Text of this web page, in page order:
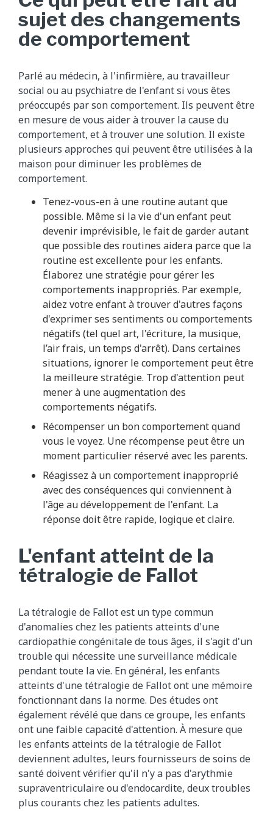
sujet des changements
de comportement
Parlé au médecin, à l'infirmière, au travailleur
social ou au psychiatre de l'enfant si vous êtes
préoccupés par son comportement. Ils peuvent être
en mesure de vous aider à trouver la cause du
comportement, et à trouver une solution. Il existe
plusieurs approches qui peuvent être utilisées à la
maison pour diminuer les problèmes de
comportement.
Tenez-vous-en à une routine autant que
possible. Même si la vie d'un enfant peut
devenir imprévisible, le fait de garder autant
que possible des routines aidera parce que la
routine est excellente pour les enfants.
Élaborez une stratégie pour gérer les
comportements inappropriés. Par exemple,
aidez votre enfant à trouver d'autres façons
d'exprimer ses sentiments ou comportements
négatifs (tel quel art, l'écriture, la musique,
l’air frais, un temps d'arrêt). Dans certaines
situations, ignorer le comportement peut être
la meilleure stratégie. Trop d'attention peut
mener à une augmentation des
comportements négatifs.
Récompenser un bon comportement quand
vous le voyez. Une récompense peut être un
moment particulier réservé avec les parents.
Réagissez à un comportement inapproprié
avec des conséquences qui conviennent à
l'âge au développement de l'enfant. La
réponse doit être rapide, logique et claire.
L'enfant atteint de la
tétralogie de Fallot
La tétralogie de Fallot est un type commun
d'anomalies chez les patients atteints d'une
cardiopathie congénitale de tous âges, il s'agit d'un
trouble qui nécessite une surveillance médicale
pendant toute la vie. En général, les enfants
atteints d'une tétralogie de Fallot ont une mémoire
fonctionnant dans la norme. Des études ont
également révélé que dans ce groupe, les enfants
ont une faible capacité d'attention. À mesure que
les enfants atteints de la tétralogie de Fallot
deviennent adultes, leurs fournisseurs de soins de
santé doivent vérifier qu'il n'y a pas d'arythmie
supraventriculaire ou d'endocardite, deux troubles
plus courants chez les patients adultes.